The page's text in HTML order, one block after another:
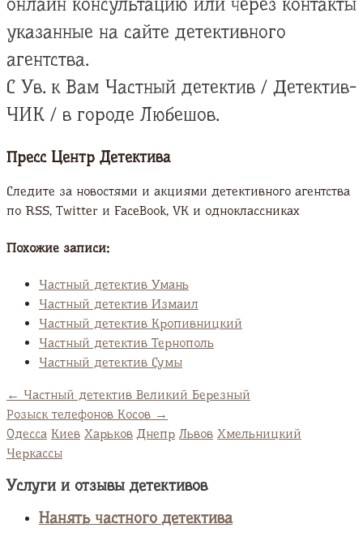
указанные на сайте детективного
агентства.
С Ув. к Вам Частный детектив / Детектив-
ЧИК / в городе Любешов.
Пресс Центр Детектива
Следите за новостями и акциями детективного агентства
по RSS, Twitter и FaсeBook, VK и одноклассниках
Похожие записи:
Частный детектив Умань
Частный детектив Измаил
Частный детектив Кропивницкий
Частный детектив Тернополь
Частный детектив Сумы
← Частный детектив Великий Березный
Розыск телефонов Косов →
Одесса Киев Харьков Днепр Львов Хмельницкий
Черкассы
Услуги и отзывы детективов
Нанять частного детектива